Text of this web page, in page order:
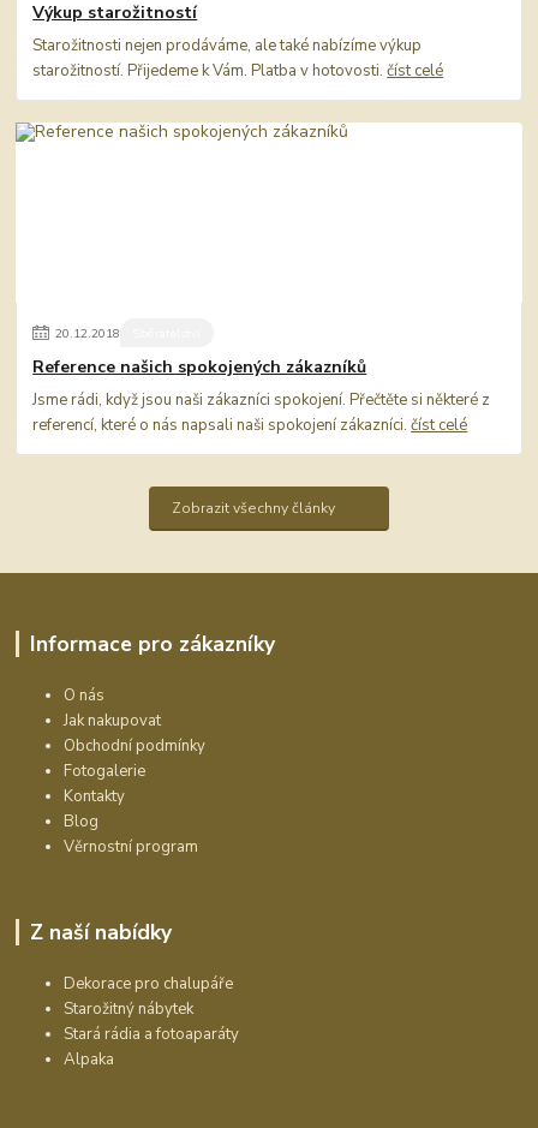
Výkup starožitností
Starožitnosti nejen prodáváme, ale také nabízíme výkup
starožitností. Přijedeme k Vám. Platba v hotovosti.číst celé
20.12.2018
Reference našich spokojených zákazníků
Jsme rádi, když jsou naši zákazníci spokojení. Přečtěte si některé z
referencí, které o nás napsali naši spokojení zákazníci.číst celé
Zobrazit všechny články
Informace pro zákazníky
O nás
Jak nakupovat
Obchodní podmínky
Fotogalerie
Kontakty
Blog
Věrnostní program
Z naší nabídky
Dekorace pro chalupáře
Starožitný nábytek
Stará rádia a fotoaparáty
Alpaka